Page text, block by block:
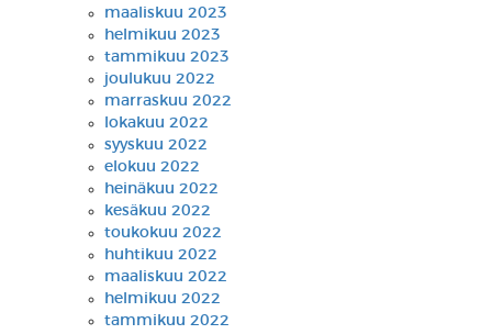
maaliskuu 2023
helmikuu 2023
tammikuu 2023
joulukuu 2022
marraskuu 2022
lokakuu 2022
syyskuu 2022
elokuu 2022
heinäkuu 2022
kesäkuu 2022
toukokuu 2022
huhtikuu 2022
maaliskuu 2022
helmikuu 2022
tammikuu 2022